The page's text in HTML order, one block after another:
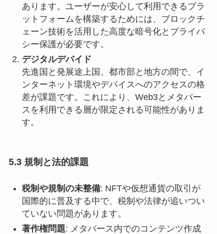
あります。ユーザーが安心して利用できるプラ
ットフォームを構築するためには、ブロックチ
ェーン技術を活用した高度な暗号化とプライバ
シー保護が必要です。
デジタルデバイド
先進国と発展途上国、都市部と地方の間で、イ
ンターネット環境やデバイスへのアクセスの格
差が課題です。これにより、Web3とメタバー
スを利用できる層が限定される可能性がありま
す。
5.3 規制と法的課題
税制や規制の未整備: NFTや仮想通貨の取引が
国際的に普及する中で、税制や法律が追いつい
ていない問題があります。
著作権問題: メタバース内でのコンテンツ作成